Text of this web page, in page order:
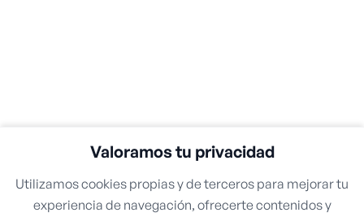
Valoramos tu privacidad
Utilizamos cookies propias y de terceros para mejorar tu
experiencia de navegación, ofrecerte contenidos y